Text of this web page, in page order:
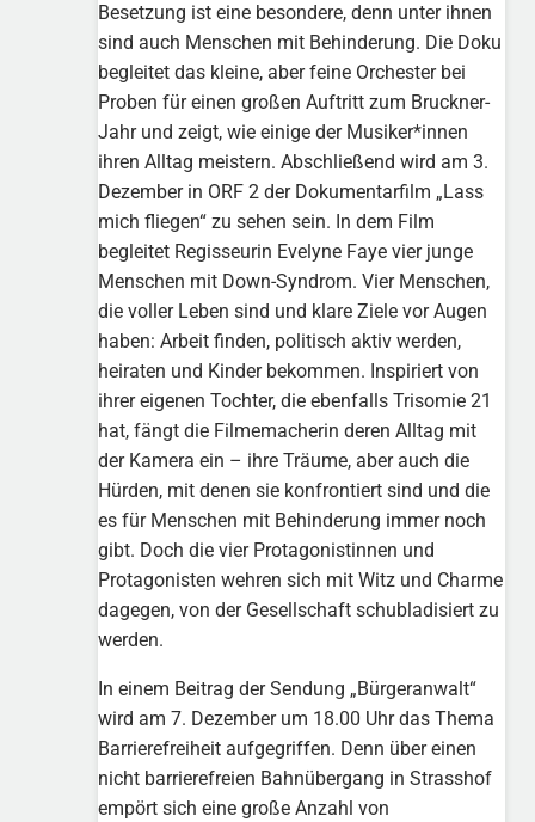
Besetzung ist eine besondere, denn unter ihnen
sind auch Menschen mit Behinderung. Die Doku
begleitet das kleine, aber feine Orchester bei
Proben für einen großen Auftritt zum Bruckner-
Jahr und zeigt, wie einige der Musiker*innen
ihren Alltag meistern. Abschließend wird am 3.
Dezember in ORF 2 der Dokumentarfilm „Lass
mich fliegen“ zu sehen sein. In dem Film
begleitet Regisseurin Evelyne Faye vier junge
Menschen mit Down-Syndrom. Vier Menschen,
die voller Leben sind und klare Ziele vor Augen
haben: Arbeit finden, politisch aktiv werden,
heiraten und Kinder bekommen. Inspiriert von
ihrer eigenen Tochter, die ebenfalls Trisomie 21
hat, fängt die Filmemacherin deren Alltag mit
der Kamera ein – ihre Träume, aber auch die
Hürden, mit denen sie konfrontiert sind und die
es für Menschen mit Behinderung immer noch
gibt. Doch die vier Protagonistinnen und
Protagonisten wehren sich mit Witz und Charme
dagegen, von der Gesellschaft schubladisiert zu
werden.
In einem Beitrag der Sendung „Bürgeranwalt“
wird am 7. Dezember um 18.00 Uhr das Thema
Barrierefreiheit aufgegriffen. Denn über einen
nicht barrierefreien Bahnübergang in Strasshof
empört sich eine große Anzahl von